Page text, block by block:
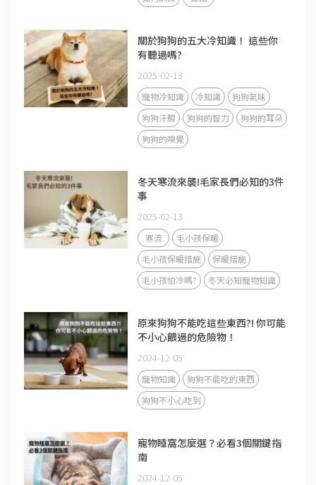
關於狗狗的五大冷知識！ 這些你
有聽過嗎?
2025-02-13
寵物冷知識 冷知識
狗狗氣味
狗狗汗腺
狗狗的智力
狗狗的耳朵
狗狗的嗅覺
冬天寒流來襲!毛家長們必知的3件
事
2025-02-13
寒流
毛小孩保暖
毛小孩保暖措施
保暖措施
毛小孩怕冷嗎?
冬天必知寵物知識
原來狗狗不能吃這些東西?! 你可能
不小心餵過的危險物！
2024-12-05
寵物知識
狗狗不能吃的東西
狗狗不小心吃到
寵物睡窩怎麼選？必看3個關鍵指
南
2024-12-05